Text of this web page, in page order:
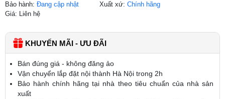
Bảo hành: Đang cập nhật
Xuất xứ:Chính hãng
Giá: Liên hệ
KHUYẾN MÃI - ƯU ĐÃI
Bán đúng giá - không đăng ảo
Vận chuyển lắp đặt nội thành Hà Nội trong 2h
Bảo hành chính hãng tại nhà theo tiêu chuẩn của nhà sản
xuất